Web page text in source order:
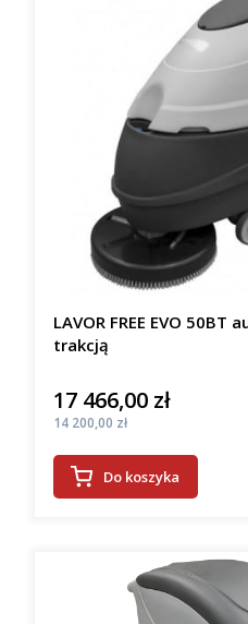
LAVOR FREE EVO
trakcją
Cena
17 466,00 zł
Cena
14 200,00 zł
Do koszyka